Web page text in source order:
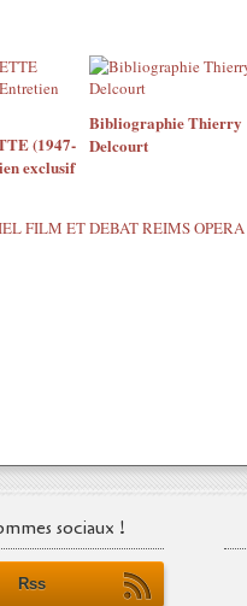
(1947-
exclusif
Bibliographie Thierry
Delcourt
FILM ET DEBAT REIMS OPERA
sociaux !
Rss